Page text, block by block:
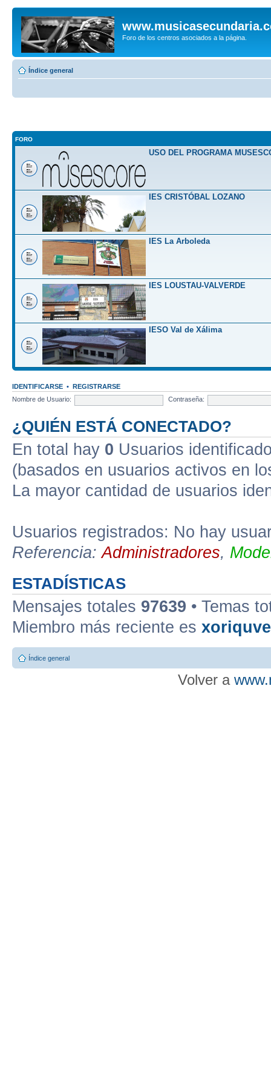
Foro de los centros asociados a la página.
Índice general
FORO
USO DEL PROGRAMA
IES CRISTÓBAL LOZANO
IES La Arboleda
IES LOUSTAU-VALVERDE
IESO Val de Xálima
IDENTIFICARSE • REGISTRARSE
Nombre de Usuario:
Contraseña:
¿QUIÉN ESTÁ CONECTADO?
En total hay 0 Usuarios
(basados en usuarios activos en
La mayor cantidad de usuarios
Usuarios registrados: No hay
Referencia:Administradores,
ESTADÍSTICAS
Mensajes totales 97639 • Temas
Miembro más reciente es
Índice general
Volver a